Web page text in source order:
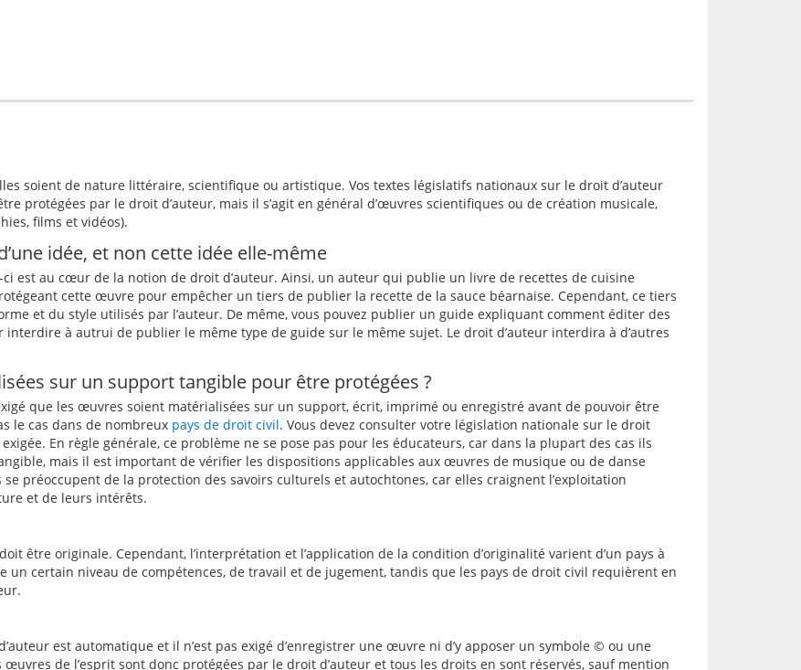
soient de nature littéraire, scientifique ou artistique. Vos textes législatifs nationaux sur le droit d’auteur
protégées par le droit d’auteur, mais il s’agit en général d’œuvres scientifiques ou de création musicale,
idée, et non cette idée elle-même
est au cœur de la notion de droit d’auteur. Ainsi, un auteur qui publie un livre de recettes de cuisine
cette œuvre pour empêcher un tiers de publier la recette de la sauce béarnaise. Cependant, ce tiers
et du style utilisés par l’auteur. De même, vous pouvez publier un guide expliquant comment éditer des
à autrui de publier le même type de guide sur le même sujet. Le droit d’auteur interdira à d’autres
sur un support tangible pour être protégées ?
que les œuvres soient matérialisées sur un support, écrit, imprimé ou enregistré avant de pouvoir être
le cas dans de nombreux pays de droit civil. Vous devez consulter votre législation nationale sur le droit
En règle générale, ce problème ne se pose pas pour les éducateurs, car dans la plupart des cas ils
mais il est important de vérifier les dispositions applicables aux œuvres de musique ou de danse
préoccupent de la protection des savoirs culturels et autochtones, car elles craignent l’exploitation
être originale. Cependant, l’interprétation et l’application de la condition d’originalité varient d’un pays à
un certain niveau de compétences, de travail et de jugement, tandis que les pays de droit civil requièrent en
est automatique et il n’est pas exigé d’enregistrer une œuvre ni d’y apposer un symbole © ou une
de l’esprit sont donc protégées par le droit d’auteur et tous les droits en sont réservés, sauf mention